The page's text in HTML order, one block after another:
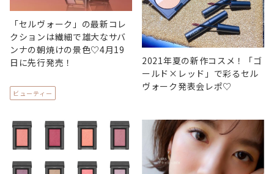
「セルヴォーク」の最新コレ
クションは繊細で雄大なサバ
ンナの朝焼けの景色♡4月19
日に先行発売！
ビューティー
2021年夏の新作コスメ！「ゴ
ールド×レッド」で彩るセル
ヴォーク発表会レポ♡